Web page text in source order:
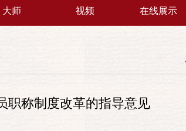
大师 视频 在线展示
职称制度改革的指导意见